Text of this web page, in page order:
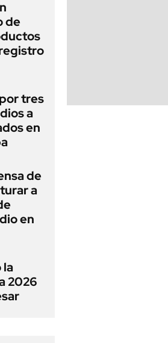
de
tres
a
en
de
a
en
la
2026